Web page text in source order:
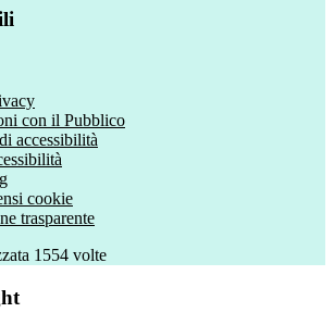
con il Pubblico
accessibilità
cookie
trasparente
1554 volte